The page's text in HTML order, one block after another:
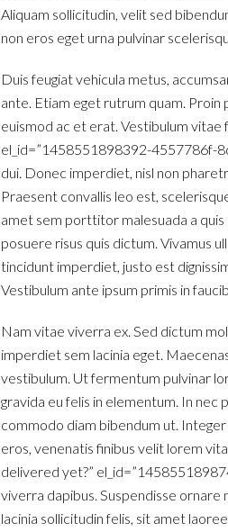
Aliquam sollicitudin, velit sed
non eros eget urna pulvinar
Duis feugiat vehicula metus,
ante. Etiam eget rutrum quam. Proin
euismod ac et erat. Vestibulum
el_id=”1458551898392-4557786f-
dui. Donec imperdiet, nisl non
Praesent convallis leo est,
amet sem porttitor malesuada a
posuere risus quis dictum. Vivamus
tincidunt imperdiet, justo est
Vestibulum ante ipsum primis in
Nam vitae viverra ex. Sed dictum
imperdiet sem lacinia eget.
vestibulum. Ut fermentum pulvinar
gravida eu felis in elementum. In
commodo diam bibendum ut.
eros, venenatis finibus velit lorem
delivered yet?”
viverra dapibus. Suspendisse
lacinia sollicitudin felis, sit amet